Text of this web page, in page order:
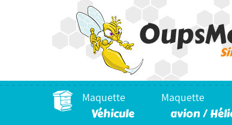
Maquette
Véhicule
Maquette
avion /